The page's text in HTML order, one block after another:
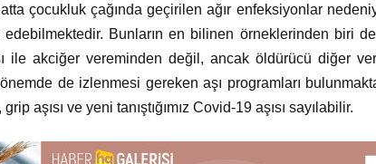
çocukluk çağında geçirilen ağır enfeksiyonlar
edebilmektedir. Bunların en bilinen örneklerinden biri de
ile akciğer vereminden değil, ancak öldürücü diğer
de izlenmesi gereken aşı programları
aşısı ve yeni tanıştığımız Covid-19 aşısı sayılabilir.